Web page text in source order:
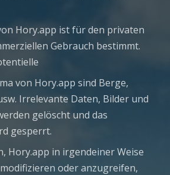
Hory.app ist für den privaten
Gebrauch bestimmt.
von Hory.app sind Berge,
Irrelevante Daten, Bilder und
gelöscht und das
gesperrt.
Hory.app in irgendeiner Weise
oder anzugreifen,